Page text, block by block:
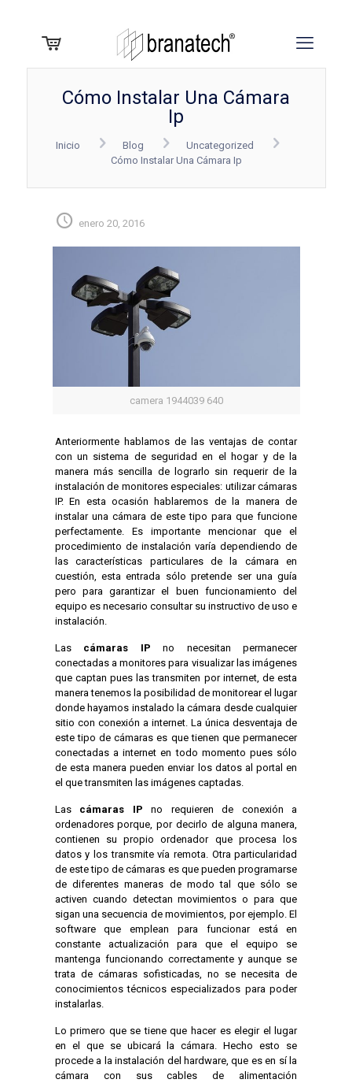
Cómo Instalar Una Cámara
Ip
Inicio Blog
Uncategorized
Cómo Instalar Una Cámara Ip
enero 20, 2016
camera 1944039 640
Anteriormente hablamos de las ventajas de contar
con un sistema de seguridad en el hogar y de la
manera más sencilla de lograrlo sin requerir de la
instalación de monitores especiales: utilizar cámaras
IP. En esta ocasión hablaremos de la manera de
instalar una cámara de este tipo para que funcione
perfectamente. Es importante mencionar que el
procedimiento de instalación varía dependiendo de
las características particulares de la cámara en
cuestión, esta entrada sólo pretende ser una guía
pero para garantizar el buen funcionamiento del
equipo es necesario consultar su instructivo de uso e
instalación.
Las cámaras IP no necesitan permanecer
conectadas a monitores para visualizar las imágenes
que captan pues las transmiten por internet, de esta
manera tenemos la posibilidad de monitorear el lugar
donde hayamos instalado la cámara desde cualquier
sitio con conexión a internet. La única desventaja de
este tipo de cámaras es que tienen que permanecer
conectadas a internet en todo momento pues sólo
de esta manera pueden enviar los datos al portal en
el que transmiten las imágenes captadas.
Las cámaras IP no requieren de conexión a
ordenadores porque, por decirlo de alguna manera,
contienen su propio ordenador que procesa los
datos y los transmite vía remota. Otra particularidad
de este tipo de cámaras es que pueden programarse
de diferentes maneras de modo tal que sólo se
activen cuando detectan movimientos o para que
sigan una secuencia de movimientos, por ejemplo. El
software que emplean para funcionar está en
constante actualización para que el equipo se
mantenga funcionando correctamente y aunque se
trata de cámaras sofisticadas, no se necesita de
conocimientos técnicos especializados para poder
instalarlas.
Lo primero que se tiene que hacer es elegir el lugar
en el que se ubicará la cámara. Hecho esto se
procede a la instalación del hardware, que es en sí la
cámara con sus cables de alimentación